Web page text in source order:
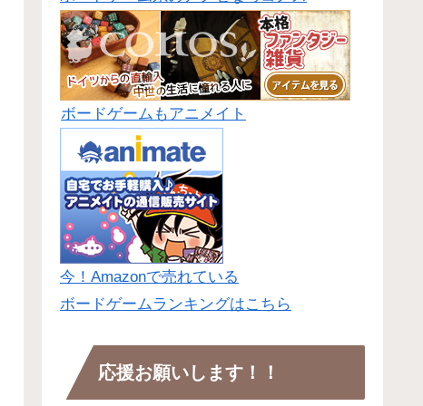
ボードゲームもアニメイト
今！Amazonで売れている
ボードゲームランキングはこちら
応援お願いします！！